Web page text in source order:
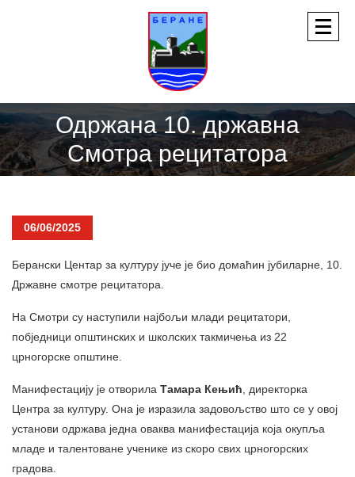
Одржана 10. државна
Смотра рецитатора
06/06/2025
Берански Центар за културу јуче је био домаћин јубиларне, 10.
Државне смотре рецитатора.
На Смотри су наступили најбољи млади рецитатори,
побједници општинских и школских такмичења из 22
црногорске општине.
Манифестацију је отворила Тамара Кењић, директорка
Центра за културу. Она је изразила задовољство што се у овој
установи одржава једна оваква манифестација која окупља
младе и талентоване ученике из скоро свих црногорских
градова.